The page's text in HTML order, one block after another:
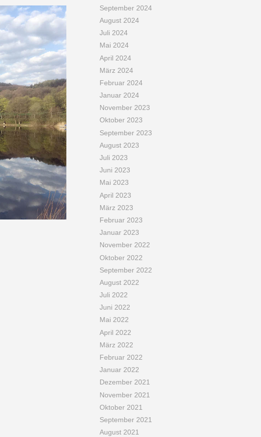
September 2024
August 2024
Juli 2024
Mai 2024
April 2024
März 2024
Februar 2024
Januar 2024
November 2023
Oktober 2023
September 2023
August 2023
Juli 2023
Juni 2023
Mai 2023
April 2023
März 2023
Februar 2023
Januar 2023
November 2022
Oktober 2022
September 2022
August 2022
Juli 2022
Juni 2022
Mai 2022
April 2022
März 2022
Februar 2022
Januar 2022
Dezember 2021
November 2021
Oktober 2021
September 2021
August 2021